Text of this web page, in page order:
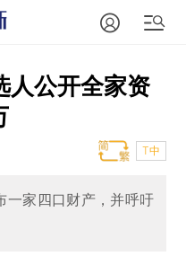
人公开全家资
T中
一家四口财产，并呼吁